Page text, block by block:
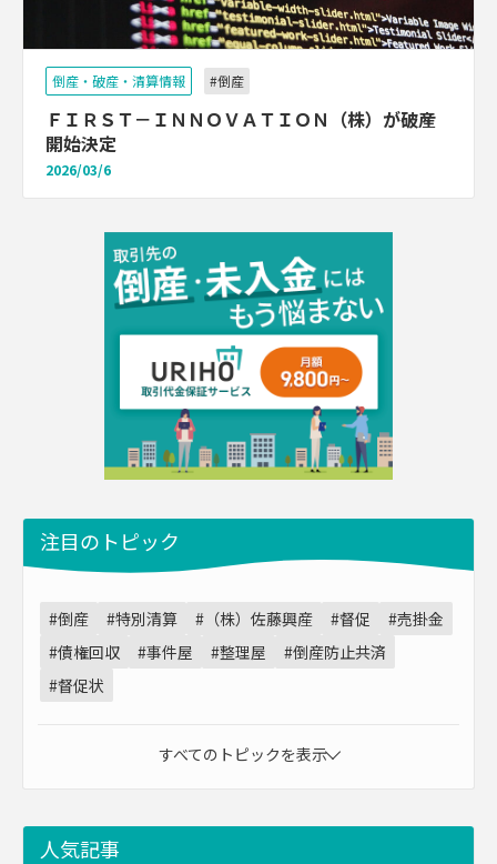
倒産・破産・清算情報 #倒産
ＦＩＲＳＴ－ＩＮＮＯＶＡＴＩＯＮ（株）が破産
開始決定
2026/03/6
注目のトピック
#倒産 #特別清算 #（株）佐藤興産 #督促
#売掛金
#債権回収
#事件屋 #整理屋
#倒産防止共済
#督促状
すべてのトピックを表示
人気記事